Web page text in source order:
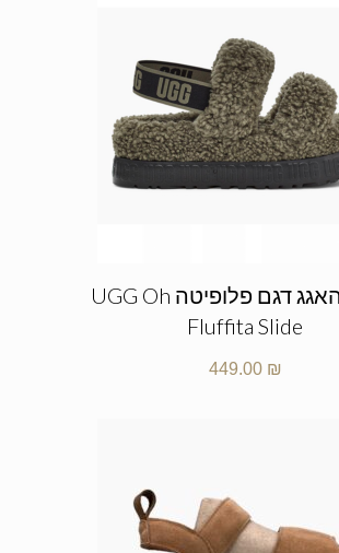
סנדלי האגג דגם פלופיטה UGG Oh
Fluffita Slide
449.00 ₪